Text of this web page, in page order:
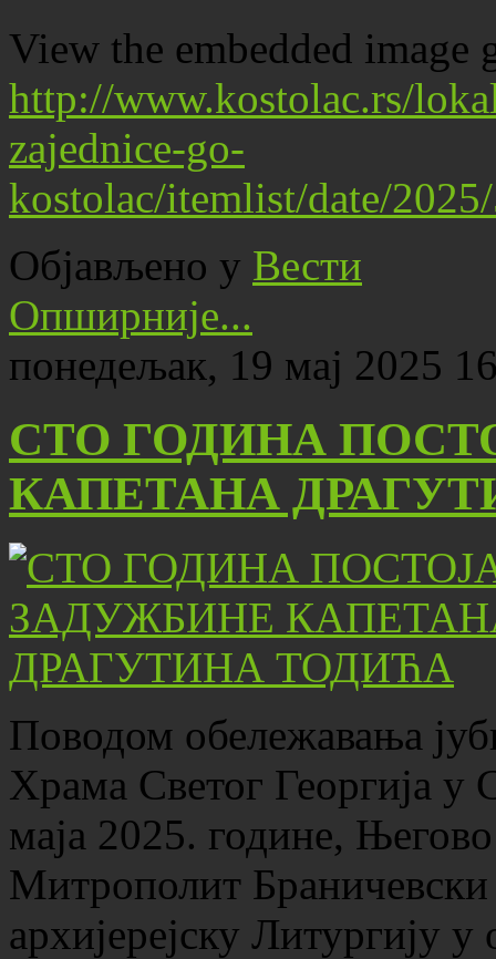
View the embedded image
http://www.kostolac.rs/
zajednice-go-
kostolac/itemlist/date/
Објављено у Вести
Опширније...
понедељак, 19 мај 2025
СТО ГОДИНА
КАПЕТАНА
Поводом обележавања
Храма Светог Георгија у
маја 2025. године,
Митрополит
архијерејску Литургију